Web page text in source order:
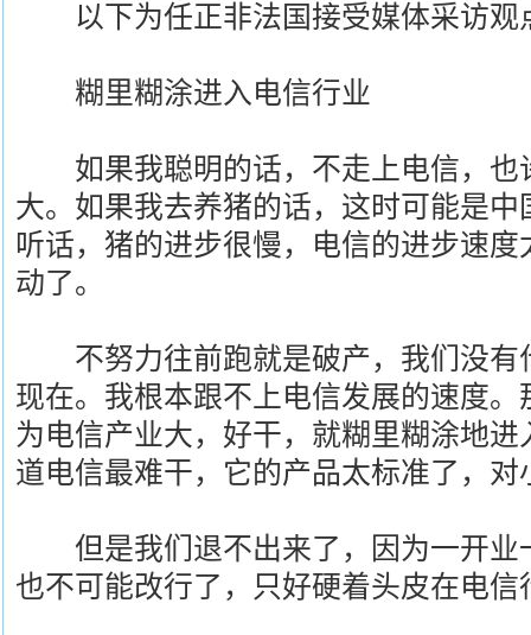
以下为任正非法国接受媒体采访观
糊里糊涂进入电信行业
如果我聪明的话，不走上电信，也
大。如果我去养猪的话，这时可能是
听话，猪的进步很慢，电信的进步速
动了。
不努力往前跑就是破产，我们没有
现在。我根本跟不上电信发展的速度
为电信产业大，好干，就糊里糊涂地
道电信最难干，它的产品太标准了，
但是我们退不出来了，因为一开业
也不可能改行了，只好硬着头皮在电信